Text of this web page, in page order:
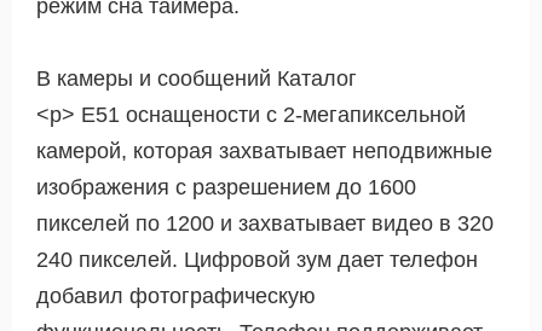
режим сна таймера.
В камеры и сообщений Каталог
<р> E51 оснащености с 2-мегапиксельной
камерой, которая захватывает неподвижные
изображения с разрешением до 1600
пикселей по 1200 и захватывает видео в 320
240 пикселей. Цифровой зум дает телефон
добавил фотографическую